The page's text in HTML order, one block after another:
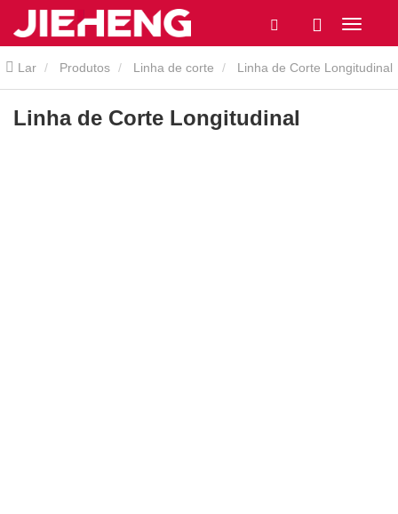
Lar Produtos Linha de corte Linha de Corte Longitudinal
Linha de Corte Longitudinal